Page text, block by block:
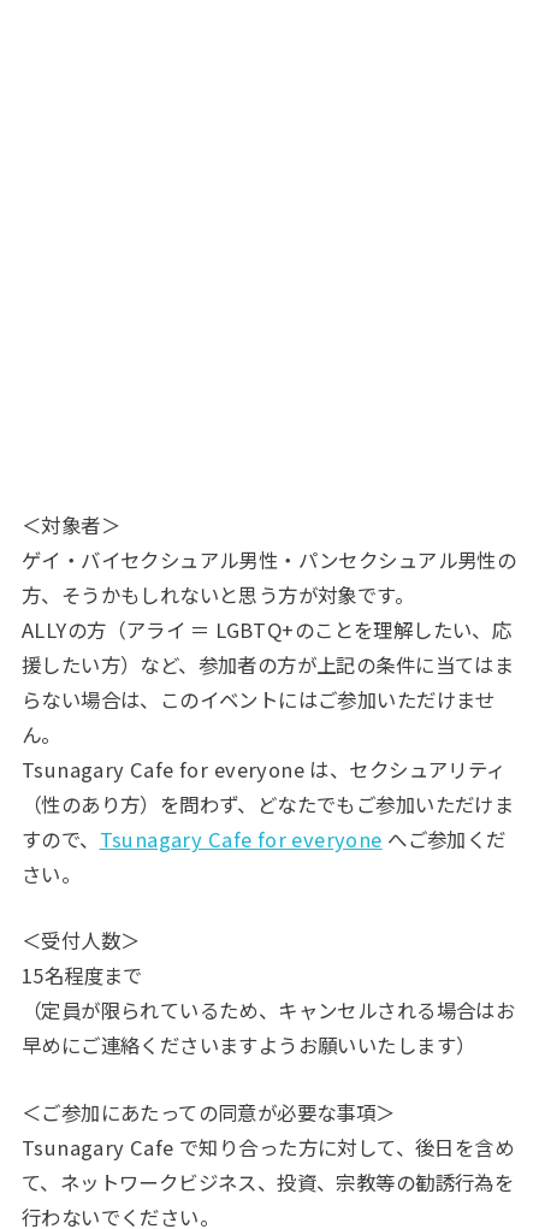
＜対象者＞
ゲイ・バイセクシュアル男性・パンセクシュアル男性の
方、そうかもしれないと思う方が対象です。
ALLYの方（アライ ＝ LGBTQ+のことを理解したい、応
援したい方）など、参加者の方が上記の条件に当てはま
らない場合は、このイベントにはご参加いただけませ
ん。
Tsunagary Cafe for everyone は、セクシュアリティ
（性のあり方）を問わず、どなたでもご参加いただけま
すので、 Tsunagary Cafe for everyone へご参加くだ
さい。
＜受付人数＞
15名程度まで
（定員が限られているため、キャンセルされる場合はお
早めにご連絡くださいますようお願いいたします）
＜ご参加にあたっての同意が必要な事項＞
Tsunagary Cafe で知り合った方に対して、後日を含め
て、ネットワークビジネス、投資、宗教等の勧誘行為を
行わないでください。